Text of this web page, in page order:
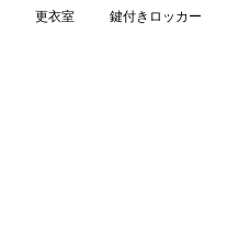
更衣室 鍵付きロッカー